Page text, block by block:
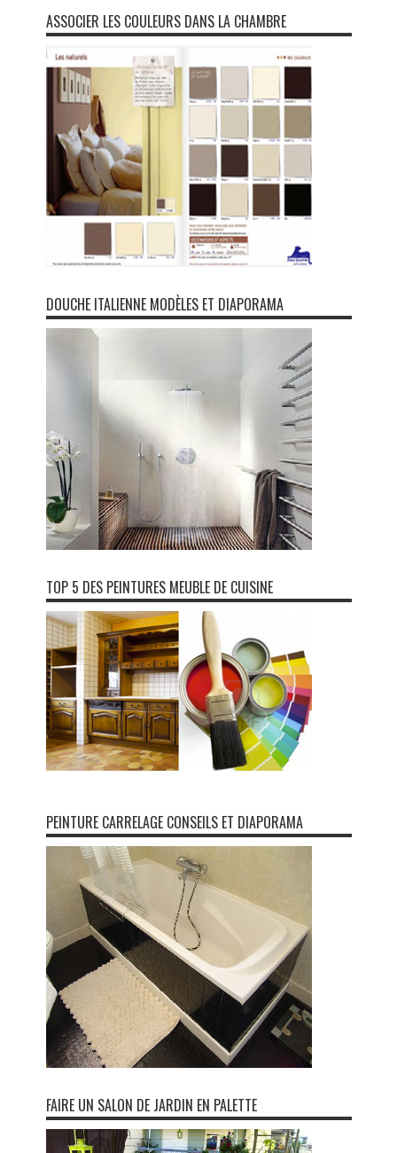
ASSOCIER LES COULEURS DANS LA CHAMBRE
DOUCHE ITALIENNE MODÈLES ET DIAPORAMA
TOP 5 DES PEINTURES MEUBLE DE CUISINE
PEINTURE CARRELAGE CONSEILS ET DIAPORAMA
FAIRE UN SALON DE JARDIN EN PALETTE